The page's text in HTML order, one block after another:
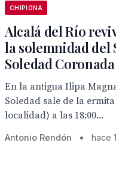
CHIPIONA
Alcalá del Río
la solemnidad del
Soledad Coronada
En la antigua Ilipa
Soledad sale de la
localidad) a las 18:00...
Antonio Rendón • hace